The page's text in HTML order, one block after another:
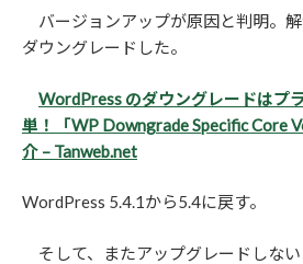
バージョンアップが原因と判明。
ダウングレードした。
WordPress のダウングレードはプ
単！「WP Downgrade Specific Core
介 – Tanweb.net
WordPress 5.4.1から5.4に戻す。
そして、またアップグレードしな